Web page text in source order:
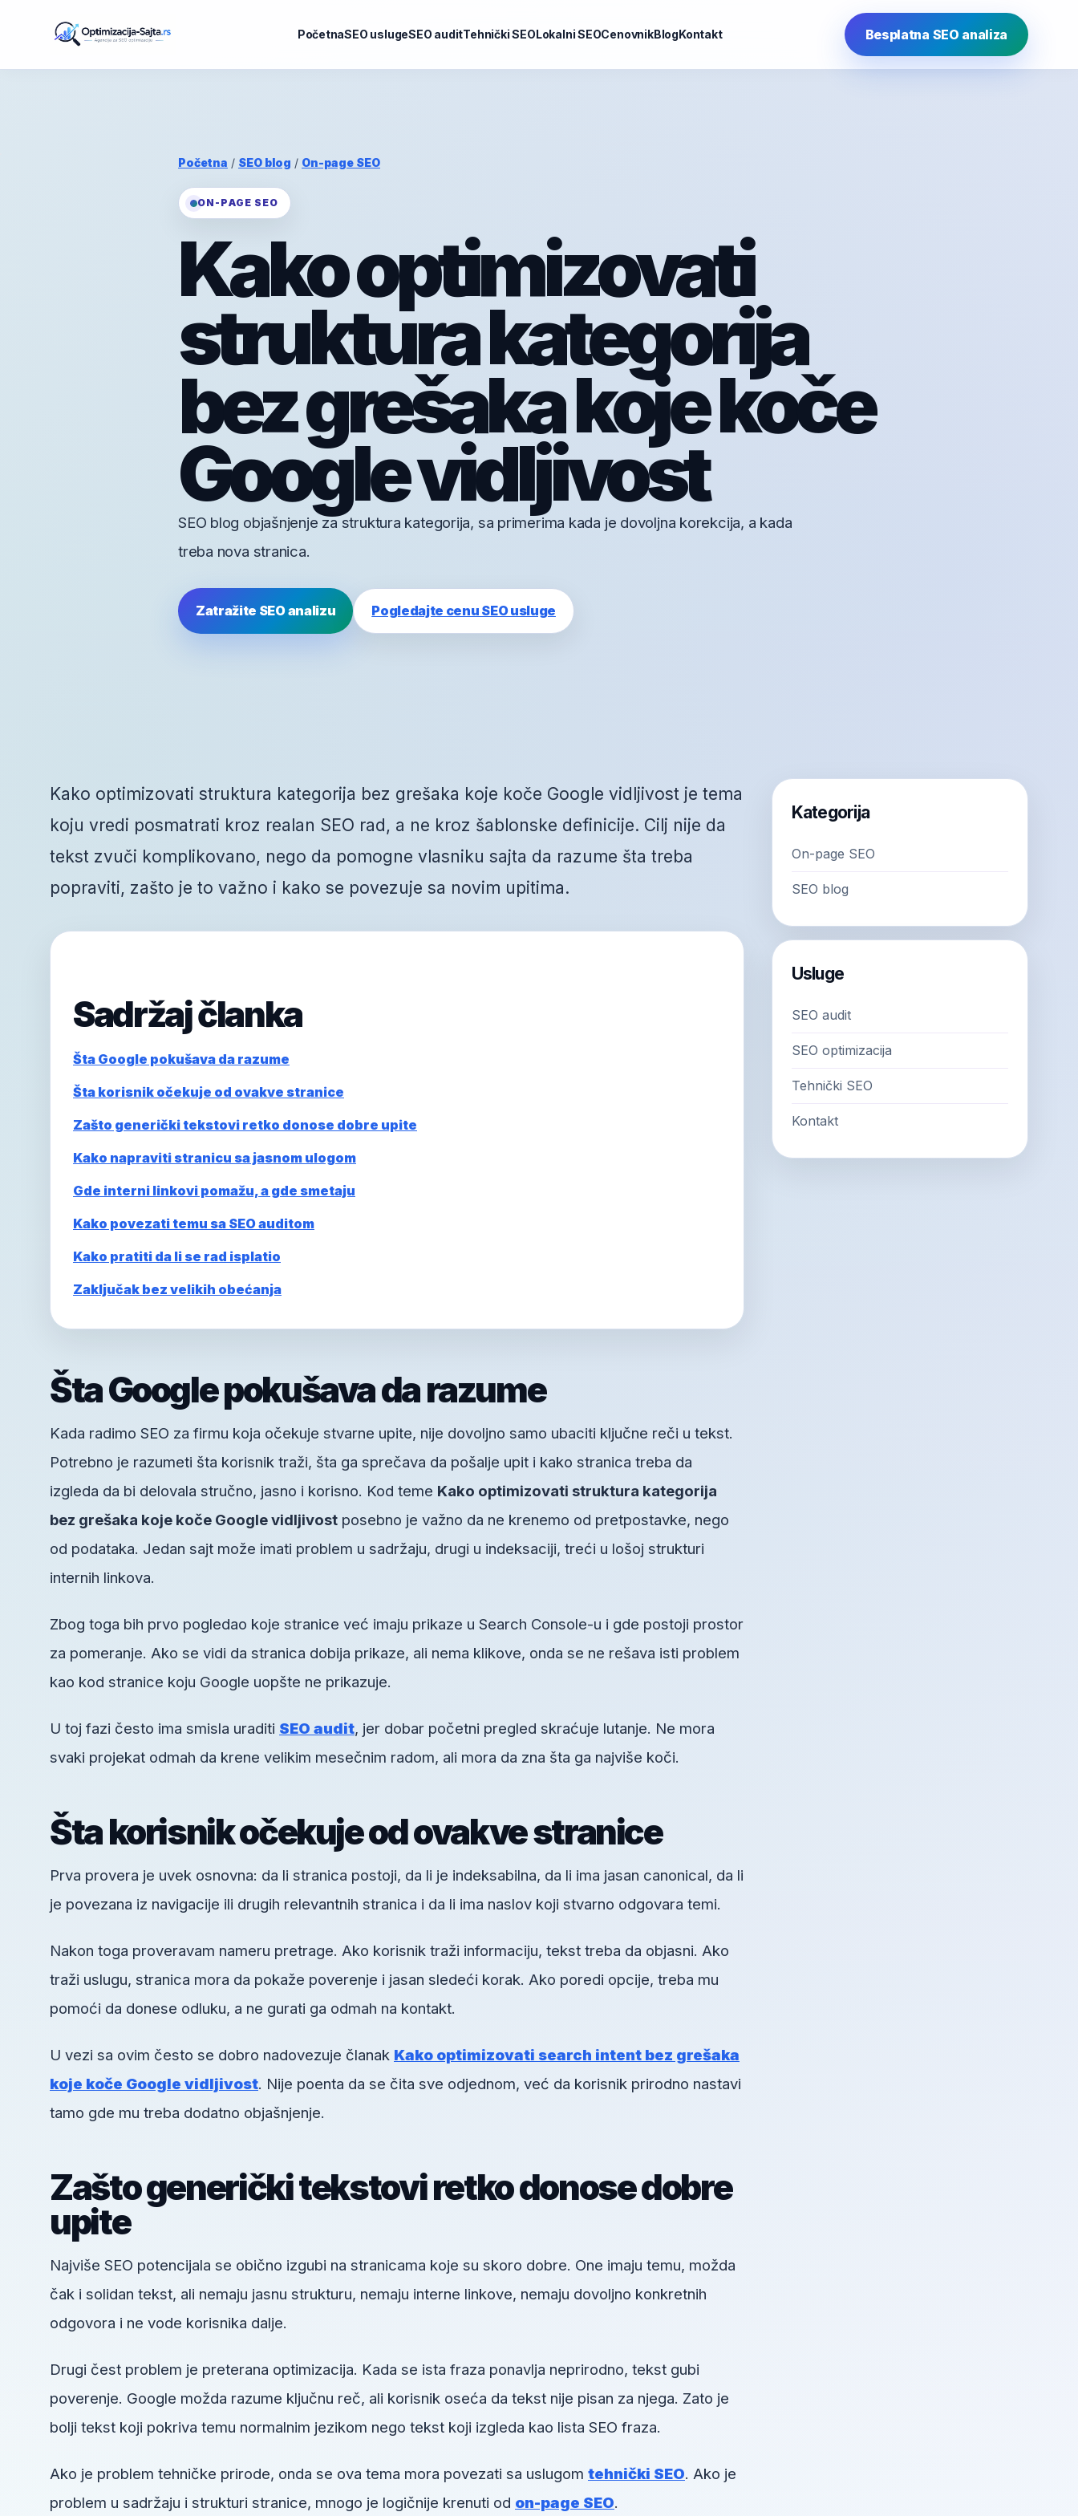
PočetnaSEO uslugeSEO auditTehnički SEOLokalni SEOCenovnikBlogKontakt Besplatna SEO analiza
Početna / SEO blog / On-page SEO
ON-PAGE SEO
Kako optimizovati
struktura kategorija
bez grešaka koje koče
Google vidljivost
SEO blog objašnjenje za struktura kategorija, sa primerima kada je dovoljna korekcija, a kada
treba nova stranica.
Zatražite SEO analizu Pogledajte cenu SEO usluge
Kako optimizovati struktura kategorija bez grešaka koje koče Google vidljivost je tema
koju vredi posmatrati kroz realan SEO rad, a ne kroz šablonske definicije. Cilj nije da
tekst zvuči komplikovano, nego da pomogne vlasniku sajta da razume šta treba
popraviti, zašto je to važno i kako se povezuje sa novim upitima.
Sadržaj članka
Šta Google pokušava da razume
Šta korisnik očekuje od ovakve stranice
Zašto generički tekstovi retko donose dobre upite
Kako napraviti stranicu sa jasnom ulogom
Gde interni linkovi pomažu, a gde smetaju
Kako povezati temu sa SEO auditom
Kako pratiti da li se rad isplatio
Zaključak bez velikih obećanja
Šta Google pokušava da razume
Kada radimo SEO za firmu koja očekuje stvarne upite, nije dovoljno samo ubaciti ključne reči u tekst.
Potrebno je razumeti šta korisnik traži, šta ga sprečava da pošalje upit i kako stranica treba da
izgleda da bi delovala stručno, jasno i korisno. Kod teme Kako optimizovati struktura kategorija
bez grešaka koje koče Google vidljivost posebno je važno da ne krenemo od pretpostavke, nego
od podataka. Jedan sajt može imati problem u sadržaju, drugi u indeksaciji, treći u lošoj strukturi
internih linkova.
Zbog toga bih prvo pogledao koje stranice već imaju prikaze u Search Console-u i gde postoji prostor
za pomeranje. Ako se vidi da stranica dobija prikaze, ali nema klikove, onda se ne rešava isti problem
kao kod stranice koju Google uopšte ne prikazuje.
U toj fazi često ima smisla uraditi SEO audit, jer dobar početni pregled skraćuje lutanje. Ne mora
svaki projekat odmah da krene velikim mesečnim radom, ali mora da zna šta ga najviše koči.
Šta korisnik očekuje od ovakve stranice
Prva provera je uvek osnovna: da li stranica postoji, da li je indeksabilna, da li ima jasan canonical, da li
je povezana iz navigacije ili drugih relevantnih stranica i da li ima naslov koji stvarno odgovara temi.
Nakon toga proveravam nameru pretrage. Ako korisnik traži informaciju, tekst treba da objasni. Ako
traži uslugu, stranica mora da pokaže poverenje i jasan sledeći korak. Ako poredi opcije, treba mu
pomoći da donese odluku, a ne gurati ga odmah na kontakt.
U vezi sa ovim često se dobro nadovezuje članak Kako optimizovati search intent bez grešaka
koje koče Google vidljivost. Nije poenta da se čita sve odjednom, već da korisnik prirodno nastavi
tamo gde mu treba dodatno objašnjenje.
Zašto generički tekstovi retko donose dobre
upite
Najviše SEO potencijala se obično izgubi na stranicama koje su skoro dobre. One imaju temu, možda
čak i solidan tekst, ali nemaju jasnu strukturu, nemaju interne linkove, nemaju dovoljno konkretnih
odgovora i ne vode korisnika dalje.
Drugi čest problem je preterana optimizacija. Kada se ista fraza ponavlja neprirodno, tekst gubi
poverenje. Google možda razume ključnu reč, ali korisnik oseća da tekst nije pisan za njega. Zato je
bolji tekst koji pokriva temu normalnim jezikom nego tekst koji izgleda kao lista SEO fraza.
Ako je problem tehničke prirode, onda se ova tema mora povezati sa uslugom tehnički SEO. Ako je
problem u sadržaju i strukturi stranice, mnogo je logičnije krenuti od on-page SEO.
Kategorija
On-page SEO
SEO blog
Usluge
SEO audit
SEO optimizacija
Tehnički SEO
Kontakt